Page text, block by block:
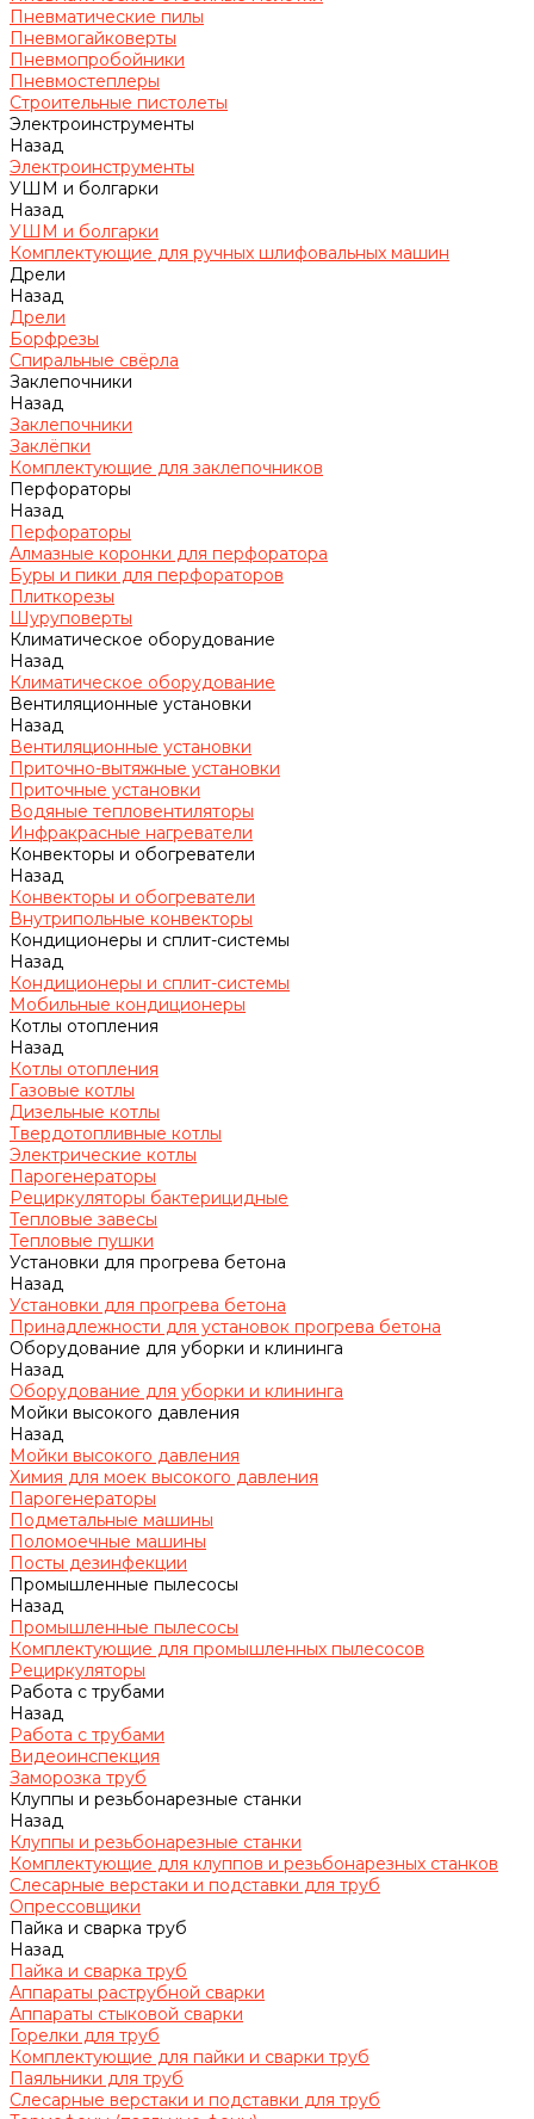
Пневматические пилы
Пневмогайковерты
Пневмопробойники
Пневмостеплеры
Строительные пистолеты
Электроинструменты
Назад
Электроинструменты
УШМ и болгарки
Назад
УШМ и болгарки
Комплектующие для ручных шлифовальных машин
Дрели
Назад
Дрели
Борфрезы
Спиральные свёрла
Заклепочники
Назад
Заклепочники
Заклёпки
Комплектующие для заклепочников
Перфораторы
Назад
Перфораторы
Алмазные коронки для перфоратора
Буры и пики для перфораторов
Плиткорезы
Шуруповерты
Климатическое оборудование
Назад
Климатическое оборудование
Вентиляционные установки
Назад
Вентиляционные установки
Приточно-вытяжные установки
Приточные установки
Водяные тепловентиляторы
Инфракрасные нагреватели
Конвекторы и обогреватели
Назад
Конвекторы и обогреватели
Внутрипольные конвекторы
Кондиционеры и сплит-системы
Назад
Кондиционеры и сплит-системы
Мобильные кондиционеры
Котлы отопления
Назад
Котлы отопления
Газовые котлы
Дизельные котлы
Твердотопливные котлы
Электрические котлы
Парогенераторы
Рециркуляторы бактерицидные
Тепловые завесы
Тепловые пушки
Установки для прогрева бетона
Назад
Установки для прогрева бетона
Принадлежности для установок прогрева бетона
Оборудование для уборки и клининга
Назад
Оборудование для уборки и клининга
Мойки высокого давления
Назад
Мойки высокого давления
Химия для моек высокого давления
Парогенераторы
Подметальные машины
Поломоечные машины
Посты дезинфекции
Промышленные пылесосы
Назад
Промышленные пылесосы
Комплектующие для промышленных пылесосов
Рециркуляторы
Работа с трубами
Назад
Работа с трубами
Видеоинспекция
Заморозка труб
Клуппы и резьбонарезные станки
Назад
Клуппы и резьбонарезные станки
Комплектующие для клуппов и резьбонарезных станков
Слесарные верстаки и подставки для труб
Опрессовщики
Пайка и сварка труб
Назад
Пайка и сварка труб
Аппараты раструбной сварки
Аппараты стыковой сварки
Горелки для труб
Комплектующие для пайки и сварки труб
Паяльники для труб
Слесарные верстаки и подставки для труб